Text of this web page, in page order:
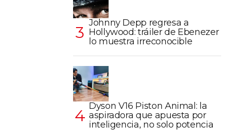
Johnny Depp regresa a
Hollywood: tráiler de Ebenezer
lo muestra irreconocible
Dyson V16 Piston Animal: la
aspiradora que apuesta por
inteligencia, no solo potencia